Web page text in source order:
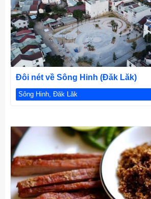
Đôi nét về Sông Hinh (Đăk Lăk)
Sông Hinh, Đăk Lăk
CHI TIẾT